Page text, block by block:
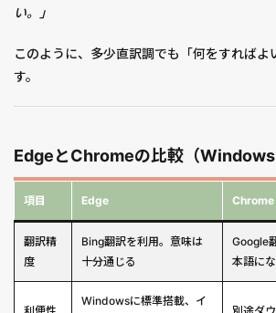
い。」
このように、多少直訳調でも「何をすればよ
す。
EdgeとChromeの比較（Windows
項目 Edge Chrome
翻訳精
度
Bing翻訳を利用。意味は
十分通じる
Google
本語に
Windowsに標準搭載、イ